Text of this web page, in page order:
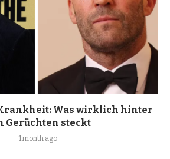
Was wirklich hinter
Gerüchten steckt
1 month ago